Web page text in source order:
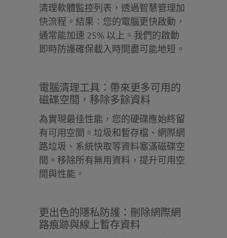
清理軟體監控列表，透過智慧管理加
快流程。結果：您的電腦更快啟動，
通常能加速 25% 以上。我們的啟動
即時防護確保載入時間盡可能地短。
電腦清理工具：帶來更多可用的
磁碟空間，移除多餘資料
為實現最佳性能，您的硬碟應始終留
有可用空間。垃圾和暫存檔、網際網
路垃圾、系統快取等資料塞滿磁碟空
間。移除所有無用資料，提升可用空
間與性能。
更出色的隱私防護：刪除網際網
路痕跡與線上暫存資料